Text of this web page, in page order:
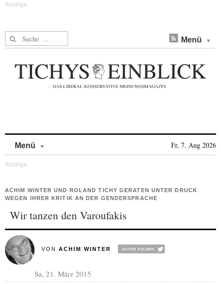
Suche nach: Menü
Menü Fr, 7. Aug 2026
ACHIM WINTER UND ROLAND TICHY GERATEN UNTER DRUCK
WEGEN IHRER KRITIK AN DER GENDERSPRACHE
Wir tanzen den Varoufakis
VON ACHIM WINTER
Sa, 21. März 2015